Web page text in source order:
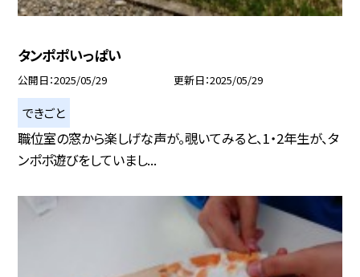
タンポポいっぱい
公開日 2025/05/29 更新日 2025/05/29
できごと
職位室の窓から楽しげな声が。覗いてみると、1・2年生が、タ
ンポポ遊びをしていまし...